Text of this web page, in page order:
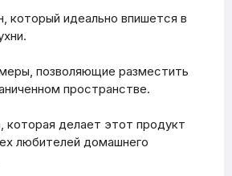
который идеально впишется в
позволяющие разместить
пространстве.
которая делает этот продукт
любителей домашнего